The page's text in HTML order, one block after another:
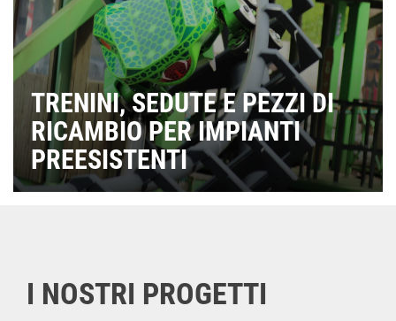
TRENINI, SEDUTE E PEZZI DI
RICAMBIO PER IMPIANTI
PREESISTENTI
I NOSTRI PROGETTI